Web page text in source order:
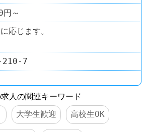
～
応じます。
人の関連キーワード
大学生歓迎 高校生OK